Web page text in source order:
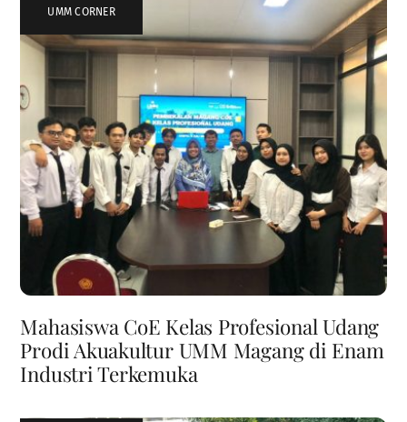
UMM CORNER
Mahasiswa CoE Kelas Profesional Udang
Prodi Akuakultur UMM Magang di Enam
Industri Terkemuka